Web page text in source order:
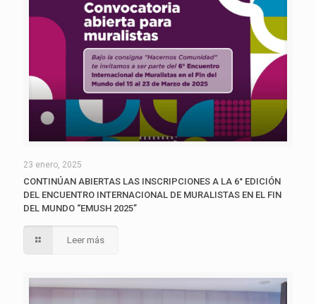
23 enero, 2025
CONTINÚAN ABIERTAS LAS INSCRIPCIONES A LA 6° EDICIÓN
DEL ENCUENTRO INTERNACIONAL DE MURALISTAS EN EL FIN
DEL MUNDO “EMUSH 2025”
Leer más